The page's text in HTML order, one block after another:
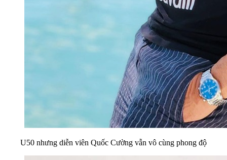
U50 nhưng diễn viên Quốc Cường vẫn vô cùng phong độ